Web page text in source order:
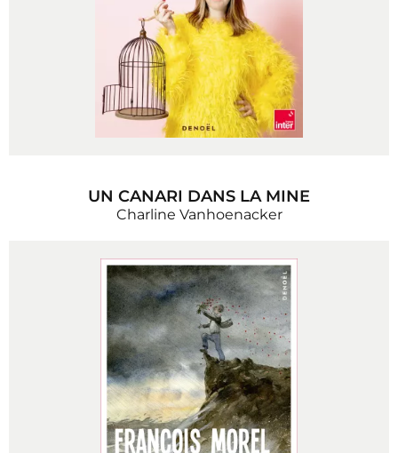
UN CANARI DANS LA MINE
Charline Vanhoenacker